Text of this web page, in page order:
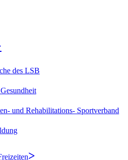
des LSB
und Rehabilitations- Sportverband